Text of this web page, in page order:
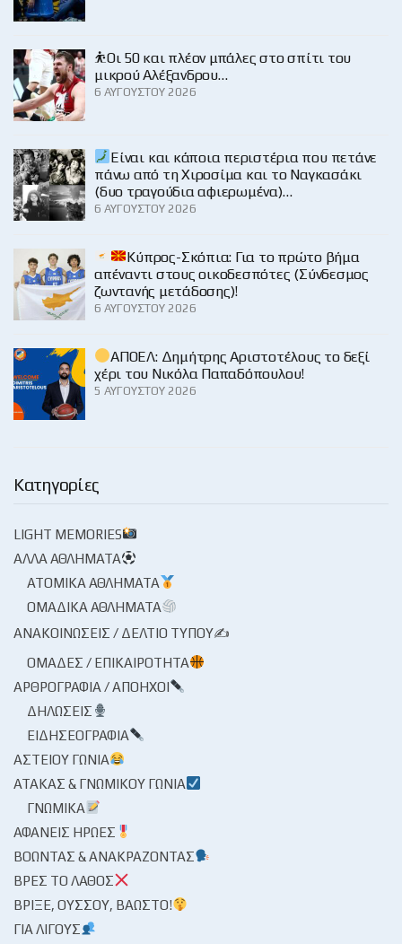
⛹️Οι 50 και πλέον μπάλες στο σπίτι του
μικρού Αλέξανδρου…
6 ΑΥΓΟΎΣΤΟΥ 2026
Είναι και κάποια περιστέρια που πετάνε
πάνω από τη Χιροσίμα και το Ναγκασάκι
(δυο τραγούδια αφιερωμένα)…
6 ΑΥΓΟΎΣΤΟΥ 2026
Κύπρος-Σκόπια: Για το πρώτο βήμα
απέναντι στους οικοδεσπότες (Σύνδεσμος
ζωντανής μετάδοσης)!
6 ΑΥΓΟΎΣΤΟΥ 2026
ΑΠΟΕΛ: Δημήτρης Αριστοτέλους το δεξί
χέρι του Νικόλα Παπαδόπουλου!
5 ΑΥΓΟΎΣΤΟΥ 2026
Κατηγορίες
LIGHT MEMORIES
ΆΛΛΑ ΑΘΛΉΜΑΤΑ
ΑΤΟΜΙΚΆ ΑΘΛΉΜΑΤΑ
ΟΜΑΔΙΚΆ ΑΘΛΉΜΑΤΑ
ΑΝΑΚΟΙΝΏΣΕΙΣ / ΔΕΛΤΊΟ ΤΎΠΟΥ✍
ΟΜΆΔΕΣ / ΕΠΙΚΑΙΡΌΤΗΤΑ
ΑΡΘΡΟΓΡΑΦΊΑ / ΑΠΌΗΧΟΙ
ΔΗΛΏΣΕΙΣ
ΕΙΔΗΣΕΟΓΡΑΦΊΑ
ΑΣΤΕΊΟΥ ΓΩΝΊΑ
ΑΤΆΚΑΣ & ΓΝΩΜΙΚΟΎ ΓΩΝΊΑ
ΓΝΩΜΙΚΆ
ΑΦΑΝΕΊΣ ΉΡΩΕΣ
ΒΟΏΝΤΑΣ & ΑΝΑΚΡΆΖΟΝΤΑΣ
ΒΡΕΣ ΤΟ ΛΆΘΟΣ
ΒΡΊΞΕ, ΟΎΣΣΟΥ, ΒΆΩΣΤΟ!
ΓΙΑ ΛΊΓΟΥΣ